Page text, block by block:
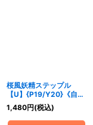
桜風妖精ステップル
【U】{P19/Y20}《自
然》
1,480円(税込)